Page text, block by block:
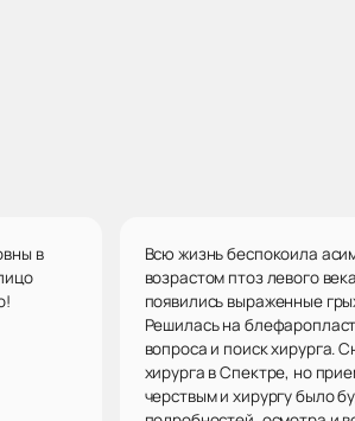
в
Всю жизнь беспокоила
возрастом птоз левого
появились выраженные
Решилась на
вопроса и поиск хирурга. Сначала нашла молодого
хирурга в Спектре, но
черствым и хирургу было